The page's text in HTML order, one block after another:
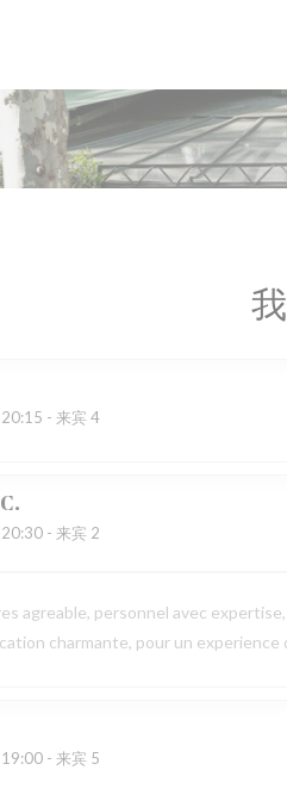
- 来宾 4
C
- 来宾 2
agreable, personnel avec
charmante, pour un
- 来宾 5